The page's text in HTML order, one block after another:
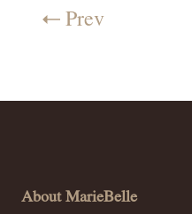
Prev
About MarieBelle